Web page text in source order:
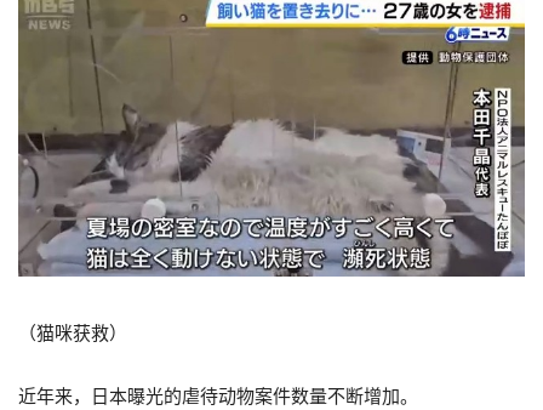
（猫咪获救）
近年来，日本曝光的虐待动物案件数量不断增加。